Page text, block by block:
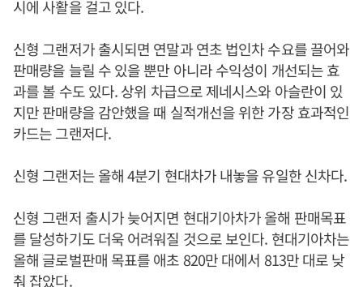
시에 사활을 걸고 있다.
신형 그랜저가 출시되면 연말과 연초 법인차 수요를 끌어와
판매량을 늘릴 수 있을 뿐만 아니라 수익성이 개선되는 효
과를 볼 수도 있다. 상위 차급으로 제네시스와 아슬란이 있
지만 판매량을 감안했을 때 실적개선을 위한 가장 효과적인
카드는 그랜저다.
신형 그랜저는 올해 4분기 현대차가 내놓을 유일한 신차다.
신형 그랜저 출시가 늦어지면 현대기아차가 올해 판매목표
를 달성하기도 더욱 어려워질 것으로 보인다. 현대기아차는
올해 글로벌판매 목표를 애초 820만 대에서 813만 대로 낮
춰 잡았다.